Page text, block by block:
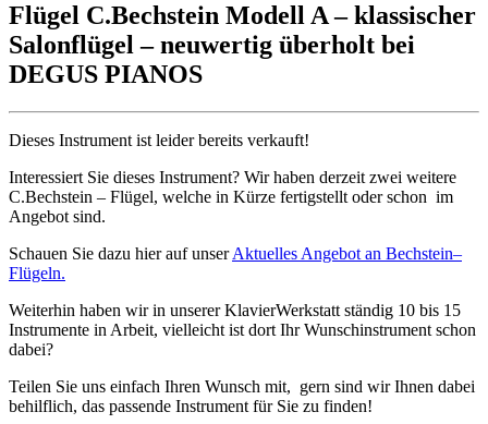
Flügel C.Bechstein Modell A – klassischer
Salonflügel – neuwertig überholt bei
DEGUS PIANOS
Dieses Instrument ist leider bereits verkauft!
Interessiert Sie dieses Instrument? Wir haben derzeit zwei weitere
C.Bechstein – Flügel, welche in Kürze fertigstellt oder schon im
Angebot sind.
Schauen Sie dazu hier auf unserAktuelles Angebot an Bechstein–
Flügeln.
Weiterhin haben wir in unserer KlavierWerkstatt ständig 10 bis 15
Instrumente in Arbeit, vielleicht ist dort Ihr Wunschinstrument schon
dabei?
Teilen Sie uns einfach Ihren Wunsch mit, gern sind wir Ihnen dabei
behilflich, das passende Instrument für Sie zu finden!